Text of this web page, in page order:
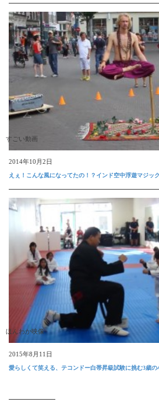
すごい動画
2014年10月2日
えぇ！こんな風になってたの！？インド空中浮遊マジッ
ほんわか映像
2015年8月11日
愛らしくて笑える、テコンドー白帯昇級試験に挑む3歳の